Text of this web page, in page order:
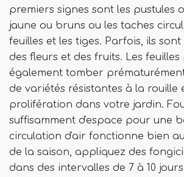
premiers signes sont les pustules
jaune ou bruns ou les taches
feuilles et les tiges. Parfois, ils
des fleurs et des fruits. Les feuilles
également tomber
de variétés résistantes à la rouille
prolifération dans votre jardin.
suffisamment d'espace pour une
circulation d'air fonctionne bien
de la saison, appliquez des
dans des intervalles de 7 à 10